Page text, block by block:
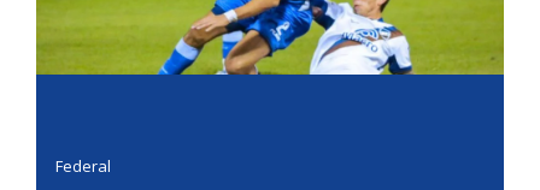
Federal